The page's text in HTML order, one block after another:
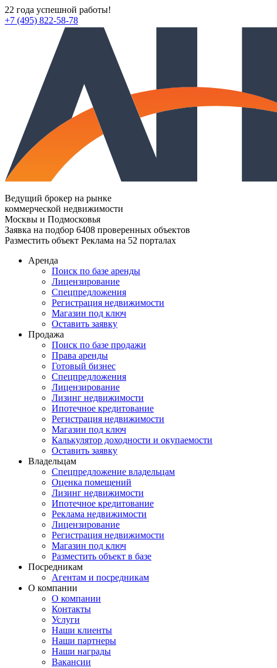
22 года успешной работы!
+7 (495) 822-58-78
Ведущий брокер на рынке
коммерческой недвижимости
Москвы и Подмосковья
Заявка на подбор 6408 проверенных объектов
Разместить объект Реклама на 52 порталах
Аренда
Поиск по базе аренды
Лицензирование
Спецпредложения
Регистрация недвижимости
Магазин под ключ
Оставить заявку
Продажа
Поиск по базе продажи
Права аренды
Готовый бизнес
Спецпредложения
Лицензирование
Лизинг недвижимости
Ипотечное кредитование
Регистрация недвижимости
Магазин под ключ
Калькулятор доходности и окупаемости
Оставить заявку
Владельцам
Спецпредложение владельцам
Оценка помещений
Лизинг недвижимости
Ипотечное кредитование
Реклама недвижимости
Лицензирование
Регистрация недвижимости
Магазин под ключ
Разместить объект в базе
Посредникам
Агентам и посредникам
О компании
О компании
Контакты
Услуги
Наши клиенты
Наши партнеры
Наши награды
Вакансии